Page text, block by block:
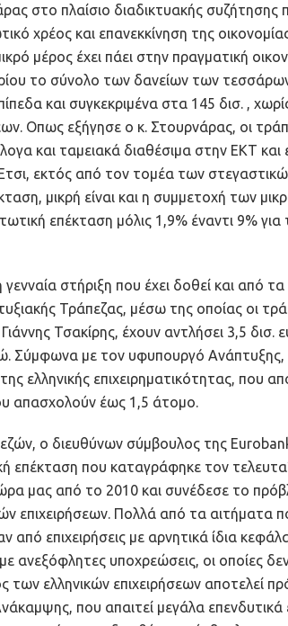
στο πλαίσιο διαδικτυακής
χρέος και επανεκκίνηση της
μέρος έχει πάει στην πραγματική
το σύνολο των δανείων των
και συγκεκριμένα στα 145 δισ. ,
Οπως εξήγησε ο κ. Στουρνάρας, οι
και ταμειακά διαθέσιμα στην ΕΚΤ και
εκτός από τον τομέα των
μικρή είναι και η συμμετοχή των
επέκταση μόλις 1,9% έναντι 9% για
στήριξη που έχει δοθεί και από
Τράπεζας, μέσω της οποίας οι
Τσακίρης, έχουν αντλήσει 3,5 δισ.
Σύμφωνα με τον υφυπουργό Ανάπτυξης,
ελληνικής επιχειρηματικότητας, που
απασχολούν έως 1,5 άτομο.
ο διευθύνων σύμβουλος της
επέκταση που καταγράφηκε τον
μας από το 2010 και συνέδεσε το
επιχειρήσεων. Πολλά από τα αιτήματα
από επιχειρήσεις με αρνητικά ίδια
ανεξόφλητες υποχρεώσεις, οι οποίες
ελληνικών επιχειρήσεων αποτελεί
που απαιτεί μεγάλα επενδυτικά